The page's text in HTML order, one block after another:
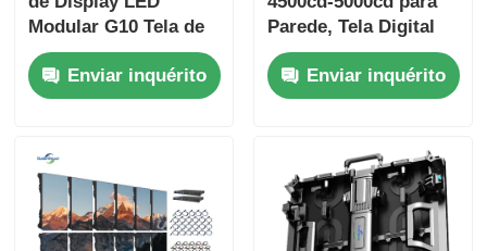
Modular G10 Tela de
LED Personalizada
para Uso Interno e
Externo
Enviar inquérito
Parede, Tela Digital
para Publicidade
ExternaEnviar inquérito